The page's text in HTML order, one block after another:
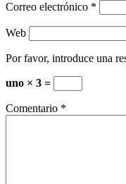
Correo electrónico *
Web
Por favor, introduce una
uno × 3 =
Comentario *